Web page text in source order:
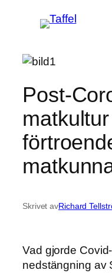
Post-
Skrivet avRichard
Vad gjorde
nedstängning av